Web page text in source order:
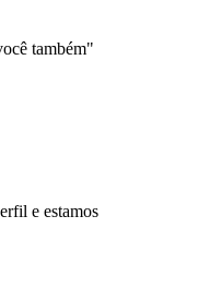
também"
e estamos